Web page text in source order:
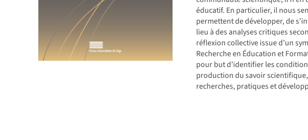
éducatif. En particulier, il nous
permettent de développer, de
lieu à des analyses critiques
réflexion collective issue d’un
Recherche en Éducation et
pour but d’identifier les
production du savoir
recherches, pratiques et